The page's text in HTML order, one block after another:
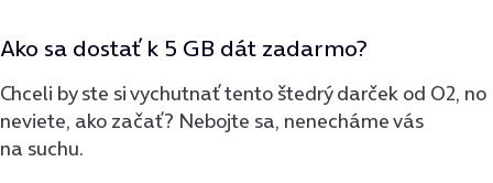
Ako sa dostať k 5 GB dát zadarmo?
Chceli by ste si vychutnať tento štedrý darček od O2, no
neviete, ako začať? Nebojte sa, nenecháme vás
na suchu.